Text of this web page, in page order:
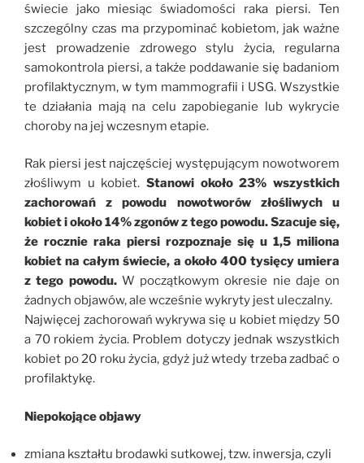
świecie jako miesiąc świadomości raka piersi. Ten
szczególny czas ma przypominać kobietom, jak ważne
jest prowadzenie zdrowego stylu życia, regularna
samokontrola piersi, a także poddawanie się badaniom
profilaktycznym, w tym mammografii i USG. Wszystkie
te działania mają na celu zapobieganie lub wykrycie
choroby na jej wczesnym etapie.
Rak piersi jest najczęściej występującym nowotworem
złośliwym u kobiet. Stanowi około 23% wszystkich
zachorowań z powodu nowotworów złośliwych u
kobiet i około 14% zgonów z tego powodu. Szacuje się,
że rocznie raka piersi rozpoznaje się u 1,5 miliona
kobiet na całym świecie, a około 400 tysięcy umiera
z tego powodu. W początkowym okresie nie daje on
żadnych objawów, ale wcześnie wykryty jest uleczalny.
Najwięcej zachorowań wykrywa się u kobiet między 50
a 70 rokiem życia. Problem dotyczy jednak wszystkich
kobiet po 20 roku życia, gdyż już wtedy trzeba zadbać o
profilaktykę.
Niepokojące objawy
zmiana kształtu brodawki sutkowej, tzw. inwersja, czyli